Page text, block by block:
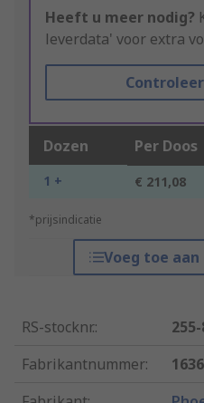
Heeft u meer nodig?
leverdata' voor extra
Dozen Per Doos
1 + € 211,08
*prijsindicatie
Voeg toe
RS-stocknr.:
Fabrikantnummer: